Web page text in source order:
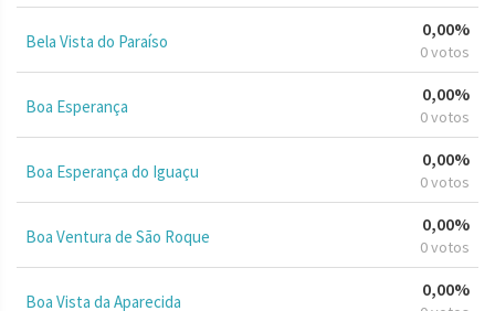
Bela Vista do Paraíso
0,00%
0 votos
Boa Esperança
0,00%
0 votos
Boa Esperança do Iguaçu
0,00%
0 votos
Boa Ventura de São Roque
0,00%
0 votos
Boa Vista da Aparecida
0,00%